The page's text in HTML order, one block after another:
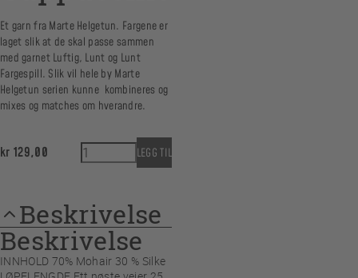
Et garn fra Marte Helgetun. Fargene er
laget slik at de skal passe sammen
med garnet Luftig, Lunt og Lunt
Fargespill. Slik vil hele by Marte
Helgetun serien kunne kombineres og
mixes og matches om hverandre.
kr 129,00 Lett 04 Cappuccino antall
LEGG TIL
Beskrivelse
Beskrivelse
INNHOLD 70% Mohair 30 % Silke